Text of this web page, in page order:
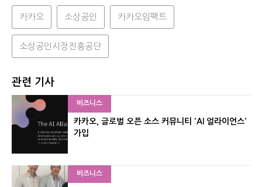
카카오 소상공인 카카오임팩트
소상공인시장진흥공단
관련 기사
비즈니스
카카오, 글로벌 오픈 소스 커뮤니티 'AI 얼라이언스'
가입
비즈니스